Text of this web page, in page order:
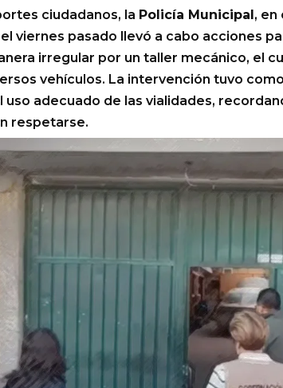
ciudadanos, la Policía Municipal, en
el viernes pasado llevó a cabo acciones
irregular por un taller mecánico, el
vehículos. La intervención tuvo
uso adecuado de las vialidades,
respetarse.